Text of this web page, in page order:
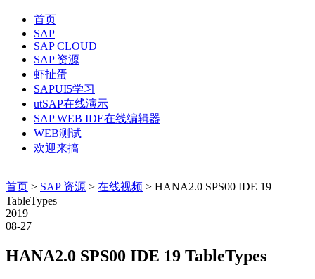
首页
SAP
SAP CLOUD
SAP 资源
虾扯蛋
SAPUI5学习
utSAP在线演示
SAP WEB IDE在线编辑器
WEB测试
欢迎来搞
首页 > SAP 资源 > 在线视频 > HANA2.0 SPS00 IDE 19
TableTypes
2019
08-27
HANA2.0 SPS00 IDE 19 TableTypes